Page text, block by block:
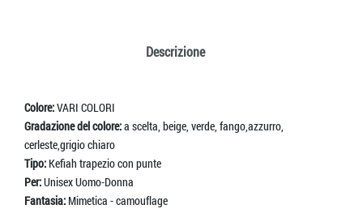
Descrizione
Colore:VARI COLORI
Gradazione del colore:a scelta, beige, verde, fango,azzurro,
cerleste,grigio chiaro
Tipo: Kefiah trapezio con punte
Per:Unisex Uomo-Donna
Fantasia: Mimetica - camouflage